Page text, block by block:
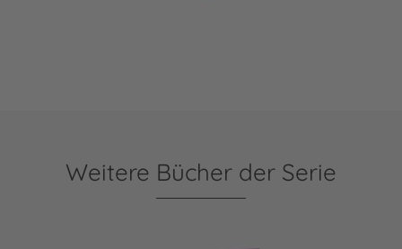
Weitere Bücher der Serie